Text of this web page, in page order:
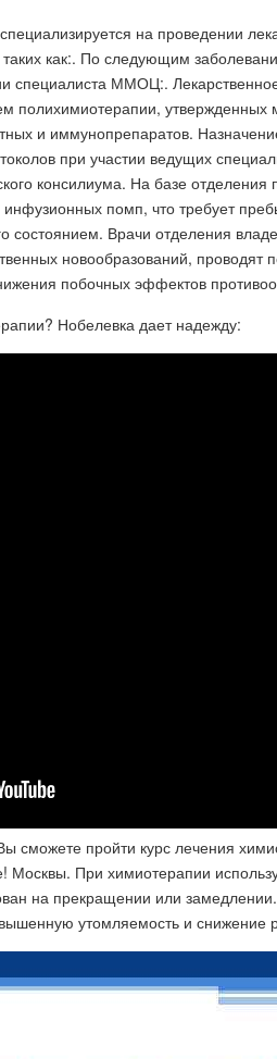
на проведении
как:. По следующим
специалиста ММОЦ:.
полихимиотерапии,
и иммунопрепаратов.
при участии ведущих
консилиума. На базе
помп, что требует
состоянием. Врачи отделения
новообразований,
побочных эффектов
Нобелевка дает надежду:
пройти курс лечения
Москвы. При химиотерапии
на прекращении или
утомляемость и снижение